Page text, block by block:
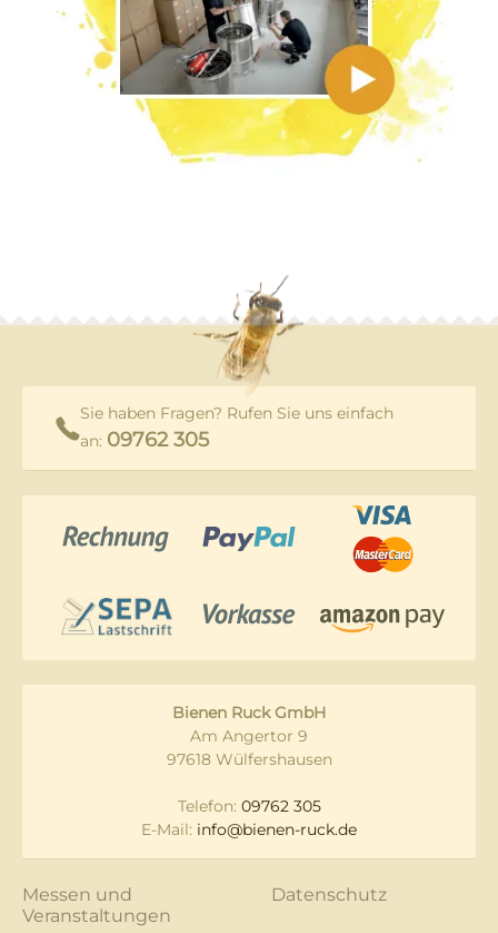
Sie haben Fragen? Rufen Sie uns einfach
an: 09762 305
Bienen Ruck GmbH
Am Angertor 9
97618 Wülfershausen
Telefon: 09762 305
E-Mail: info@bienen-ruck.de
Messen und
Veranstaltungen
Datenschutz